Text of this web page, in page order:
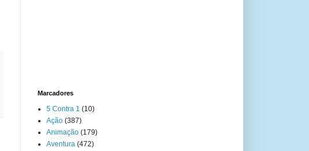
Marcadores
5 Contra 1 (10)
Ação (387)
Animação (179)
Aventura (472)